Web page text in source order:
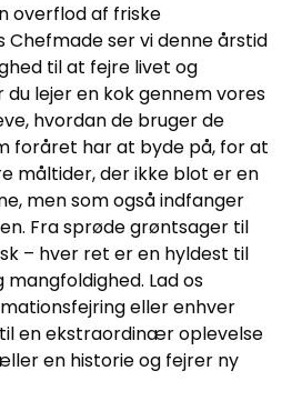
overflod af friske
Chefmade ser vi denne årstid
til at fejre livet og
du lejer en kok gennem vores
hvordan de bruger de
foråret har at byde på, for at
måltider, der ikke blot er en
men som også indfanger
Fra sprøde grøntsager til
– hver ret er en hyldest til
Lad os
eller enhver
en ekstraordinær oplevelse
en historie og fejrer ny